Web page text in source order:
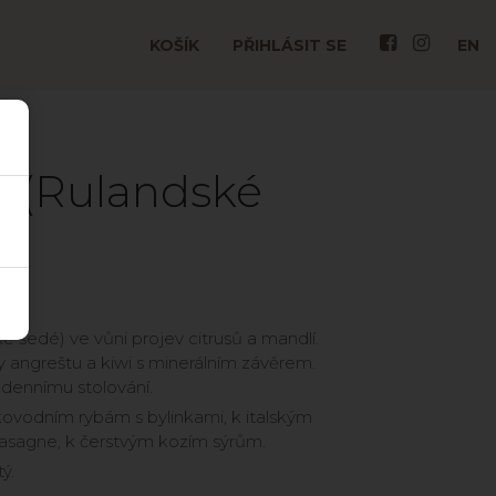
KOŠÍK PŘIHLÁSIT SE EN
(Rulandské
šedé) ve vůni projev citrusů a mandlí.
a kiwi s minerálním závěrem.
stolování.
rybám s bylinkami, k italským
k čerstvým kozím sýrům.